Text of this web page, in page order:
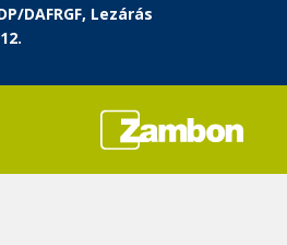
DAFRGF, Lezárás